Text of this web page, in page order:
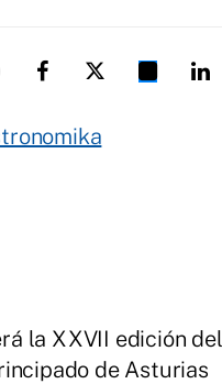
la XXVII edición del
de Asturias